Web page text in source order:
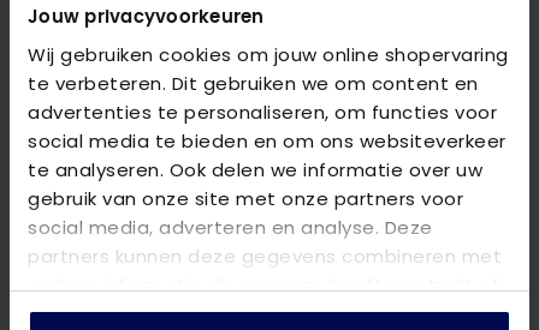
Jouw privacyvoorkeuren
Wij gebruiken cookies om jouw online shopervaring
te verbeteren. Dit gebruiken we om content en
advertenties te personaliseren, om functies voor
social media te bieden en om ons websiteverkeer
te analyseren. Ook delen we informatie over uw
gebruik van onze site met onze partners voor
social media, adverteren en analyse. Deze
partners kunnen deze gegevens combineren met
andere informatie die u aan ze heeft verstrekt of
die ze hebben verzameld op basis van uw gebruik